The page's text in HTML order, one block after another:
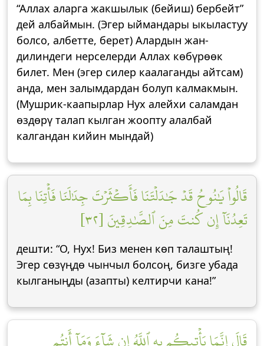
“Аллах аларга жакшылык (бейиш) бербейт”
дей албаймын. (Эгер ыймандары ыкыластуу
болсо, албетте, берет) Алардын жан-
дилиндеги нерселерди Аллах көбүрөөк
билет. Мен (эгер силер каалаганды айтсам)
анда, мен залымдардан болуп калмакмын.
(Мушрик-каапырлар Нух алейхи саламдан
өздөрү талап кылган жоопту алалбай
калгандан кийин мындай)
قَالُواْ يَٰنُوحُ قَدۡ جَٰدَلۡتَنَا فَأَكۡثَرۡتَ جِدَٰلَنَا فَأۡتِنَا بِمَا
تَعِدُنَآ إِن كُنتَ مِنَ ٱلصَّٰدِقِينَ [٣٢]
дешти: “О, Нух! Биз менен көп талаштың!
Эгер сөзүңдө чынчыл болсоң, бизге убада
кылганыңды (азапты) келтирчи кана!”